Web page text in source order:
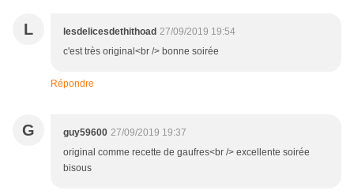
L lesdelicesdethithoad 27/09/2019 19:54
c'est très original<br /> bonne soirée
Répondre
G guy59600 27/09/2019 19:37
original comme recette de gaufres<br /> excellente soirée
bisous